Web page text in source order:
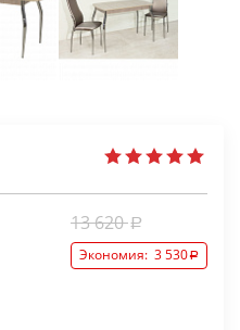
13 620
Экономия: 3 530